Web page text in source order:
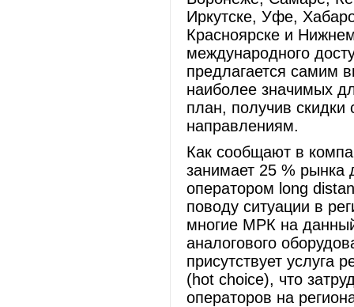
Иркутске, Уфе,
Красноярске и
международного
предлагается самим
наиболее значимых
план, получив
направлениям.
Как сообщают в
занимает 25 % рынка
оператором long
поводу ситуации в
многие МРК на
аналогового
присутствует услуга
(hot choice), что
операторов на